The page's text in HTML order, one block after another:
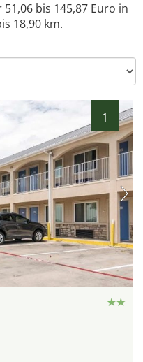
51,06 bis 145,87 Euro in
18,90 km.
1